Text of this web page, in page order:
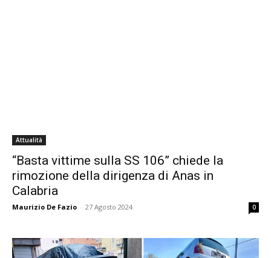
Attualità
“Basta vittime sulla SS 106” chiede la
rimozione della dirigenza di Anas in
Calabria
Maurizio De Fazio - 27 Agosto 2024 0